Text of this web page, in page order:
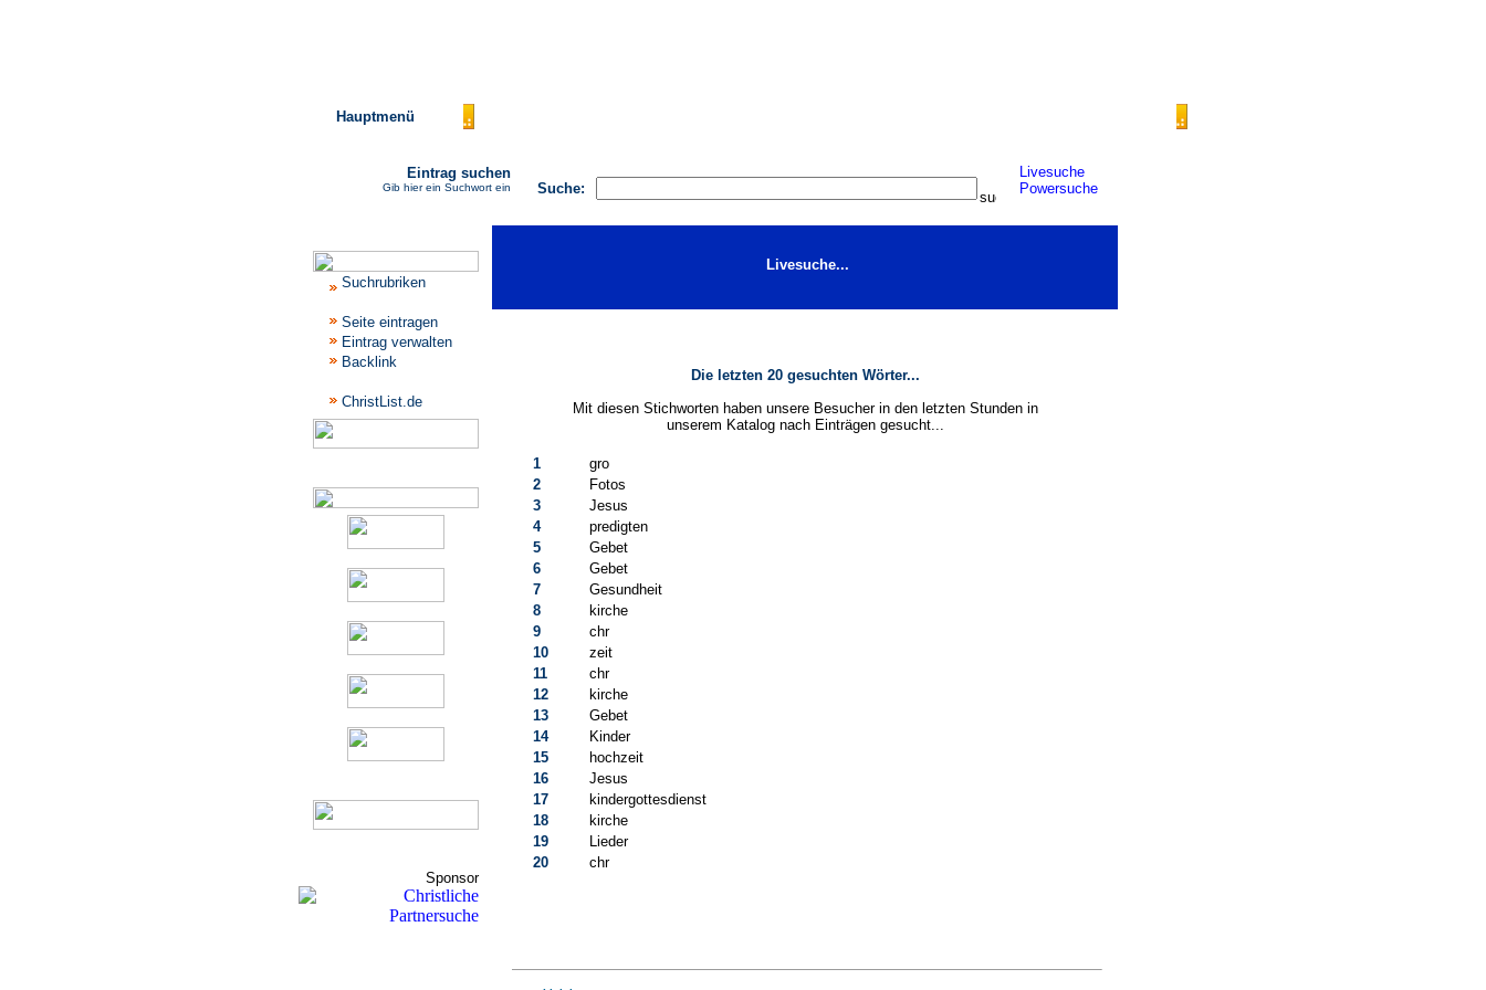
Hauptmenü
Suche:
Livesuche
Powersuche
Eintrag suchen
Gib hier ein Suchwort ein
Suchrubriken
Seite eintragen
Eintrag verwalten
Backlink
ChristList.de
Sponsor
Livesuche...
Die letzten 20 gesuchten Wörter...
Mit diesen Stichworten haben unsere Besucher in den letzten Stunden in
unserem Katalog nach Einträgen gesucht...
1
gro
2
Fotos
3
Jesus
4
predigten
5
Gebet
6
Gebet
7
Gesundheit
8
kirche
9
chr
10
zeit
11
chr
12
kirche
13
Gebet
14
Kinder
15
hochzeit
16
Jesus
17
kindergottesdienst
18
kirche
19
Lieder
20
chr